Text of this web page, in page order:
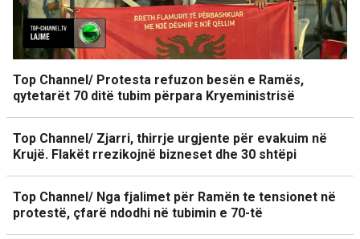
Top Channel/ Protesta refuzon besën e Ramës,
qytetarët 70 ditë tubim përpara Kryeministrisë
Top Channel/ Zjarri, thirrje urgjente për evakuim në
Krujë. Flakët rrezikojnë bizneset dhe 30 shtëpi
Top Channel/ Nga fjalimet për Ramën te tensionet në
protestë, çfarë ndodhi në tubimin e 70-të